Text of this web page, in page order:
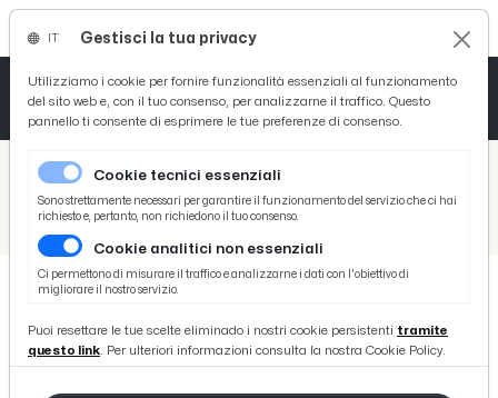
/ Picenotime
/ Eventi e Cultura
'Percorsi culturali piceni – dieci storie da narrare', appuntamento con “Esplorando Castorano”
'Percorsi culturali piceni – dieci
Gestisci la tua privacy
Utilizziamo i cookie per fornire funzionalità essenziali al funzionamento
del sito web e, con il tuo consenso, per analizzarne il traffico. Questo
pannello ti consente di esprimere le tue preferenze di consenso.
Cookie tecnici essenziali
Sono strettamente necessari per garantire il funzionamento del servizio che ci hai
richiesto e, pertanto, non richiedono il tuo consenso.
Cookie analitici non essenziali
Ci permettono di misurare il traffico e analizzarne i dati con l'obiettivo di
migliorare il nostro servizio.
Puoi resettare le tue scelte eliminado i nostri cookie persistenti tramite
questo link. Per ulteriori informazioni consulta la nostra Cookie Policy.
Tutto News
Tutto Sport
Basket
Ciclismo
Tutto Curiosità